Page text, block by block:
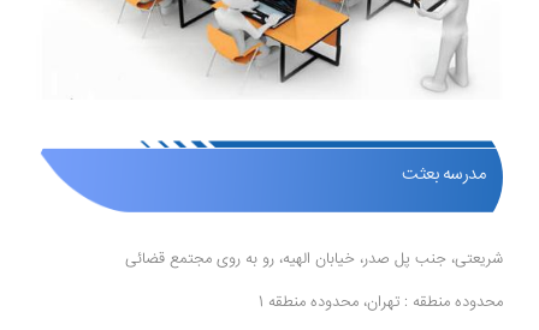
مدرسه بعثت
شریعتی، جنب پل صدر، خیابان الهیه، رو به روی مجتمع قضائی
محدوده منطقه : تهران، محدوده منطقه 1